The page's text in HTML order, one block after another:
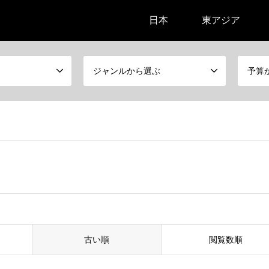
日本 東アジア
ジャンルから選ぶ 予算
古い順 閲覧数順